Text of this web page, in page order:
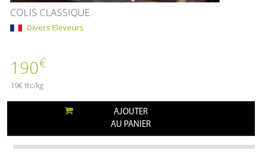
COLIS CLASSIQUE
Divers Eleveurs
190€
19€ ttc/kg
AJOUTER
AU PANIER